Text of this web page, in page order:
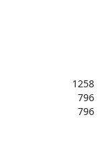
1258
796
796